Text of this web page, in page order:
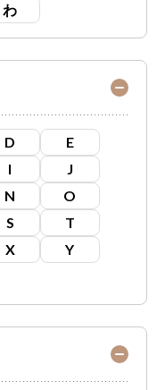
わ
D
E
I
J
N
O
S
T
X
Y